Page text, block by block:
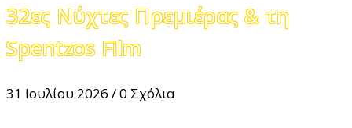
32ες Νύχτες Πρεμιέρας & τη
Spentzos Film
31 Ιουλίου 2026 /0 Σχόλια